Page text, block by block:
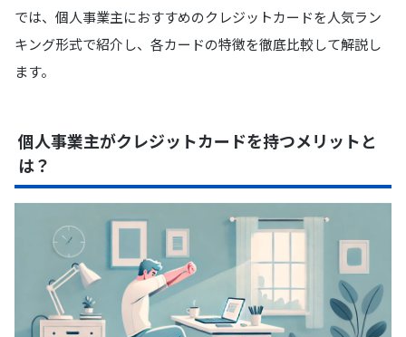
では、個人事業主におすすめのクレジットカードを人気ラン
キング形式で紹介し、各カードの特徴を徹底比較して解説し
ます。
個人事業主がクレジットカードを持つメリットと
は？